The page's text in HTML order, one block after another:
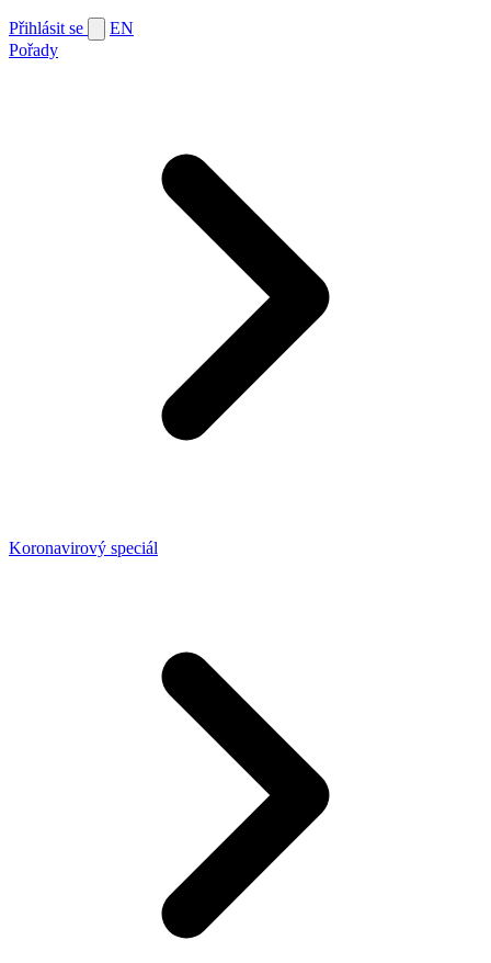
Přihlásit se
EN
Pořady
Koronavirový speciál